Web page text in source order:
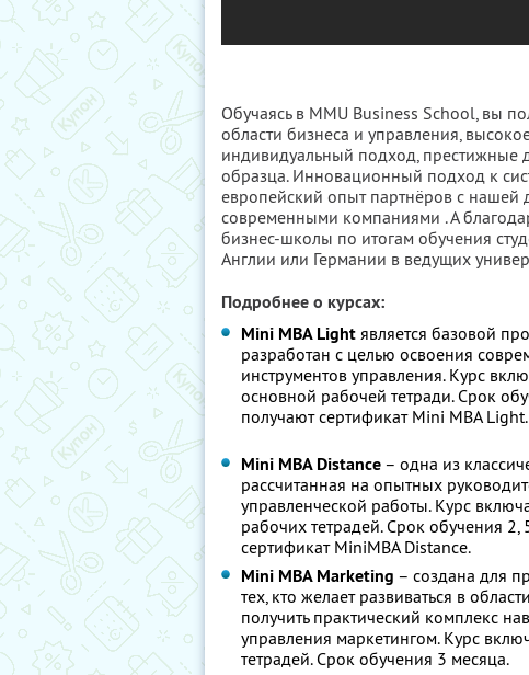
Обучаясь в MMU Business School, вы
области бизнеса и управления,
индивидуальный подход,
образца. Инновационный подход к
европейский опыт партнёров с нашей
современными компаниями . А
бизнес-школы по итогам обучения
Англии или Германии в ведущих
Подробнее о курсах:
Mini MBA Light является базовой
разработан с целью освоения
инструментов управления. Курс
основной рабочей тетради. Срок
получают сертификат Mini MBA Light.
Mini MBA Distance – одна из
рассчитанная на опытных
управленческой работы. Курс
рабочих тетрадей. Срок обучения
сертификат MiniMBA Distance.
Mini MBA Marketing – создана для
тех, кто желает развиваться в
получить практический комплекс
управления маркетингом. Курс
тетрадей. Срок обучения 3 месяца.